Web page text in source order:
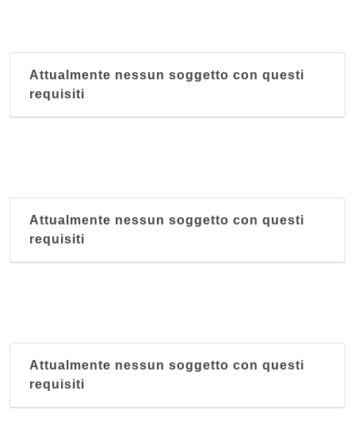
Attualmente nessun soggetto con questi
requisiti
Attualmente nessun soggetto con questi
requisiti
Attualmente nessun soggetto con questi
requisiti